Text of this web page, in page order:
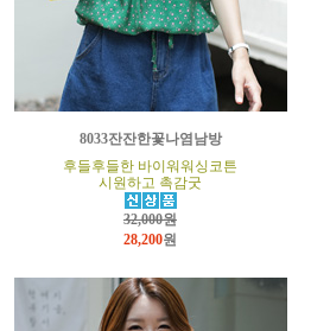
8033잔잔한꽃나염남방
후들후들한 바이워워싱코튼
시원하고 촉감굿
32,000원
28,200원